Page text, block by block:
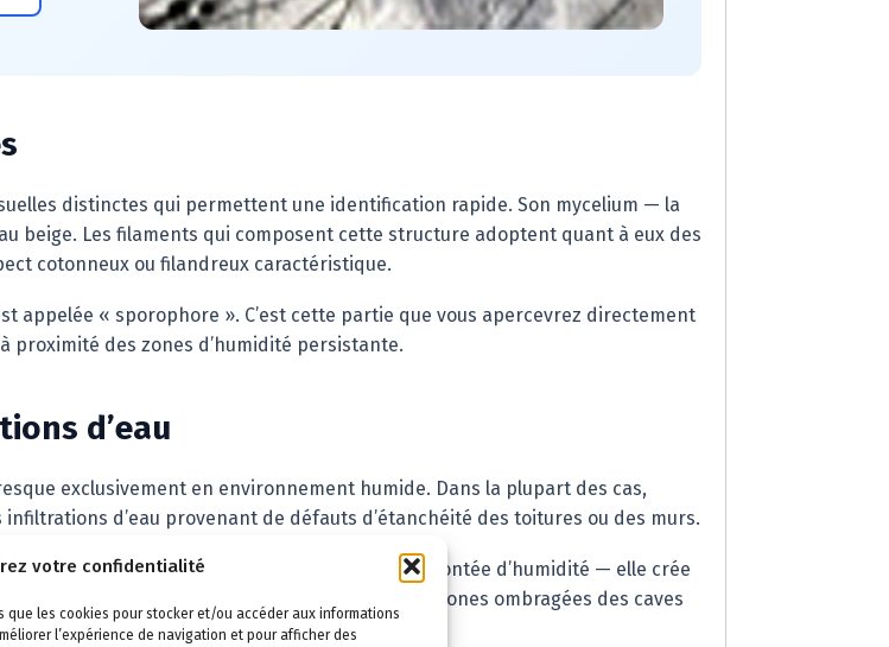
votre confidentialité
que les cookies pour stocker et/ou accéder aux informations
l’expérience de navigation et pour afficher des
distinctes qui permettent une identification rapide. Son mycelium — la
beige. Les filaments qui composent cette structure adoptent quant à eux des
cotonneux ou filandreux caractéristique.
appelée « sporophore ». C’est cette partie que vous apercevrez directement
proximité des zones d’humidité persistante.
d’eau
exclusivement en environnement humide. Dans la plupart des cas,
d’eau provenant de défauts d’étanchéité des toitures ou des murs.
toiture, une fissure dans les murs ou une remontée d’humidité — elle crée
stagnante, l’absence de ventilation et les zones ombragées des caves
rapide.